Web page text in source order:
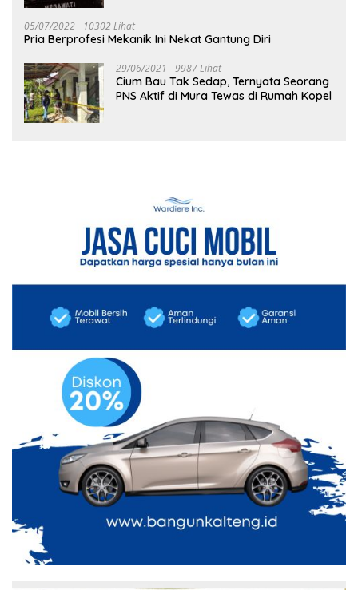
05/07/2022 10302 Lihat
Pria Berprofesi Mekanik Ini Nekat Gantung Diri
29/06/2021 9987 Lihat
Cium Bau Tak Sedap, Ternyata Seorang
PNS Aktif di Mura Tewas di Rumah Kopel